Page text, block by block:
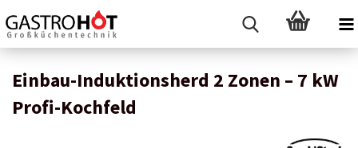
Einbau-Induktionsherd 2 Zonen – 7 kW
Profi-Kochfeld